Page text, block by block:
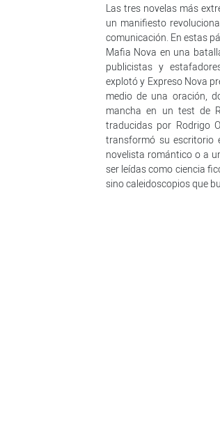
Las tres novelas más
un manifiesto
comunicación. En estas
Mafia Nova en una
publicistas y
explotó y Expreso Nova
medio de una oración,
mancha en un test de
traducidas por Rodrigo
transformó su escritorio
novelista romántico o a
ser leídas como ciencia
sino caleidoscopios que